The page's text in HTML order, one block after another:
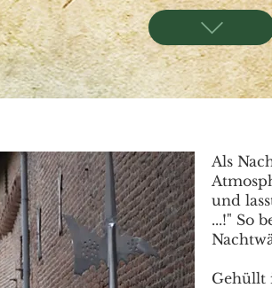
Als
und
...!" So
Gehüllt